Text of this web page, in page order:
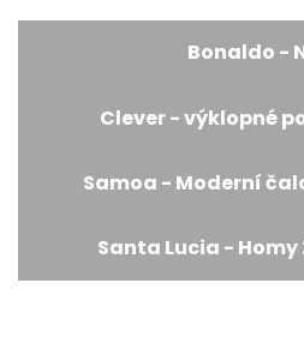
Bonaldo -
Clever - výklopné
Samoa - Moderní
Santa Lucia - Homy